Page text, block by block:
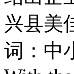
兴县美
词：中